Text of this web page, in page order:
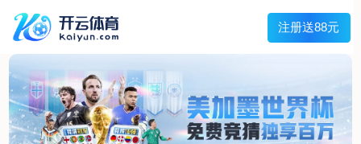
Menu
网站首页
关于我们
产品中心
荣誉资质
厂区设备
人才招聘